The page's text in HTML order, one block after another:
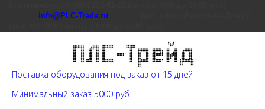
info@PLC-Trade.ru
Поставка оборудования под заказ от 15 дней
Минимальный заказ 5000 руб.